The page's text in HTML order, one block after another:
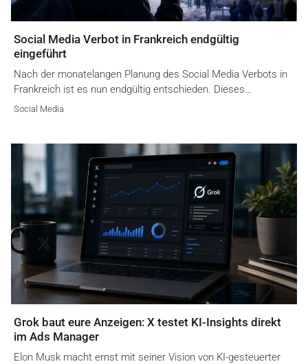
Social Media Verbot in Frankreich endgültig
eingeführt
Nach der monatelangen Planung des Social Media Verbots in
Frankreich ist es nun endgültig entschieden. Dieses…
Social Media
Grok baut eure Anzeigen: X testet KI-Insights direkt
im Ads Manager
Elon Musk macht ernst mit seiner Vision von KI-gesteuerter